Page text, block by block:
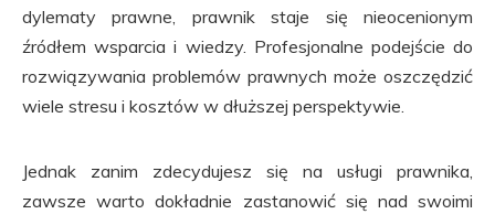
dylematy prawne, prawnik staje się nieocenionym
źródłem wsparcia i wiedzy. Profesjonalne podejście do
rozwiązywania problemów prawnych może oszczędzić
wiele stresu i kosztów w dłuższej perspektywie.
Jednak zanim zdecydujesz się na usługi prawnika,
zawsze warto dokładnie zastanowić się nad swoimi